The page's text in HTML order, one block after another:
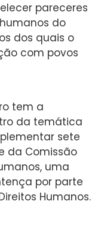
pareceres
do
dos quais o
com povos
tem a
da temática
sete
da Comissão
uma
por parte
Humanos.